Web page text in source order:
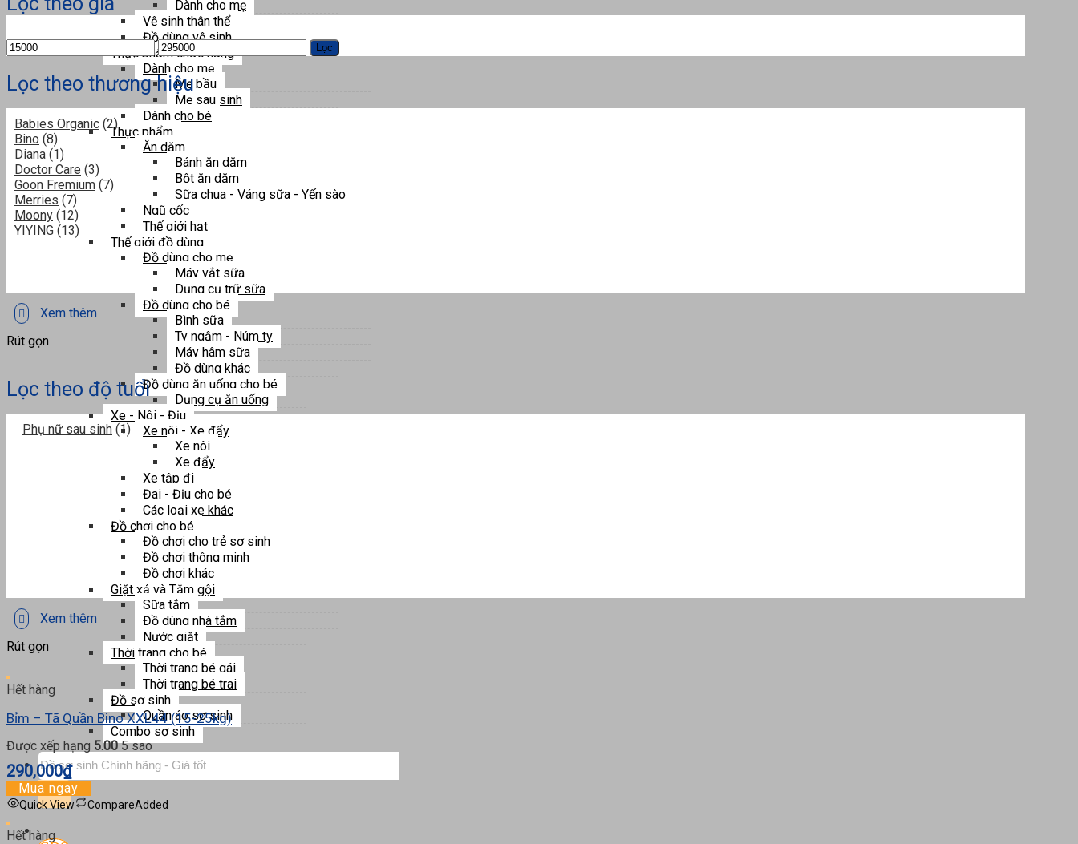
Dành cho mẹ
Vệ sinh thân thể
Đồ dùng vệ sinh
Thực phẩm chức năng
Dành cho mẹ
Mẹ bầu
Mẹ sau sinh
Dành cho bé
Thực phẩm
Ăn dặm
Bánh ăn dặm
Bột ăn dặm
Sữa chua - Váng sữa - Yến sào
Ngũ cốc
Thế giới hạt
Thế giới đồ dùng
Đồ dùng cho mẹ
Máy vắt sữa
Dụng cụ trữ sữa
Đồ dùng cho bé
Bình sữa
Ty ngậm - Núm ty
Máy hâm sữa
Đồ dùng khác
Đồ dùng ăn uống cho bé
Dụng cụ ăn uống
Xe - Nôi - Địu
Xe nôi - Xe đẩy
Xe nôi
Xe đẩy
Xe tập đi
Đai - Địu cho bé
Các loại xe khác
Đồ chơi cho bé
Đồ chơi cho trẻ sơ sinh
Đồ chơi thông minh
Đồ chơi khác
Giặt xả và Tắm gội
Sữa tắm
Đồ dùng nhà tắm
Nước giặt
Thời trang cho bé
Thời trang bé gái
Thời trang bé trai
Đồ sơ sinh
Quần áo sơ sinh
Combo sơ sinh
Tìm
kiếm:
Giá
thấp
nhất
Giá
cao
nhất
Lọc
Lọc theo thương hiệu
Babies Organic (2)
Bino (8)
Diana (1)
Doctor Care (3)
Goon Fremium (7)
Merries (7)
Moony (12)
YIYING (13)
Xem thêm
Rút gọn
Lọc theo độ tuổi
Phụ nữ sau sinh (1)
Xem thêm
Rút gọn
Hết hàng
Bỉm – Tã Quần Bino XXL44 (15-25kg)
Được xếp hạng 5.005 sao
290,000₫
Mua ngay
Quick View CompareAdded
Hết hàng